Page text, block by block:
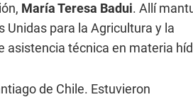
María Teresa Badui. Allí
Unidas para la Agricultura y la
asistencia técnica en materia
de Chile. Estuvieron